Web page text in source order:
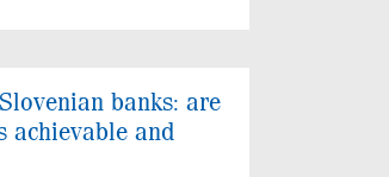
banks: are
achievable and